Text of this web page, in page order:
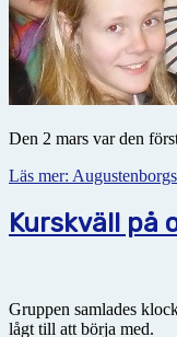
Den 2 mars var den
Läs mer:
Kurskväll på
Gruppen samlades
lågt till att börja med.